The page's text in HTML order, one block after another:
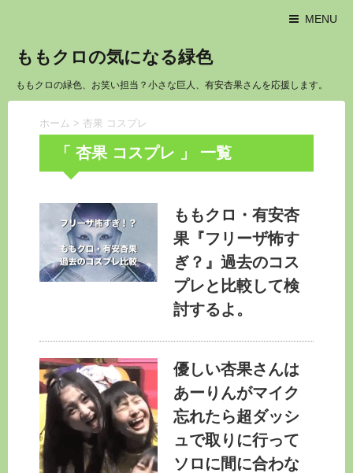
MENU
ももクロの気になる緑色
ももクロの緑色、お笑い担当？小さな巨人、有安杏果さんを応援します。
ホーム > 杏果 コスプレ
「 杏果 コスプレ 」 一覧
ももクロ・有安杏
果『フリーザ怖す
ぎ？』過去のコス
プレと比較して検
討するよ。
優しい杏果さんは
あーりんがマイク
忘れたら超ダッシ
ュで取りに行って
ソロに間に合わな